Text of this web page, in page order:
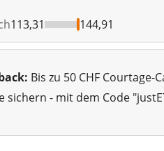
113,31 144,91
Bis zu 50 CHF Courtage-
sichern - mit dem Code